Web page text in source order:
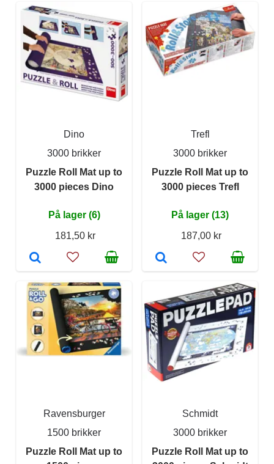
Dino
3000 brikker
Puzzle Roll Mat up to
3000 pieces Dino
På lager (6)
181,50 kr
Trefl
3000 brikker
Puzzle Roll Mat up to
3000 pieces Trefl
På lager (13)
187,00 kr
Ravensburger
1500 brikker
Puzzle Roll Mat up to
Schmidt
3000 brikker
Puzzle Roll Mat up to